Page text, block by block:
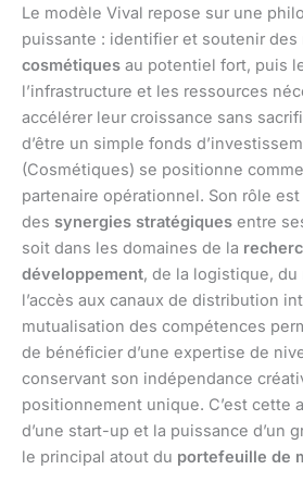
Le modèle Vival repose sur une
puissante : identifier et soutenir des
cosmétiques au potentiel fort, puis
l’infrastructure et les ressources
accélérer leur croissance sans
d’être un simple fonds
(Cosmétiques) se positionne
partenaire opérationnel. Son rôle
des synergies stratégiques entre
soit dans les domaines de la
développement, de la logistique, du
l’accès aux canaux de distribution
mutualisation des compétences
de bénéficier d’une expertise de
conservant son indépendance
positionnement unique. C’est cette
d’une start-up et la puissance d’un
le principal atout du portefeuille de